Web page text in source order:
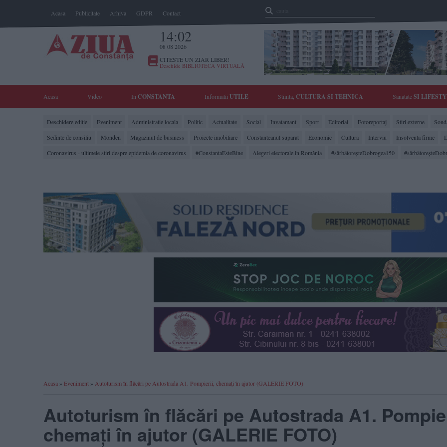
Acasa Publicitate Arhiva GDPR Contact
14:02
08 08 2026
CITESTE UN ZIAR LIBER!
Deschide BIBLIOTECA VIRTUALĂ
Acasa Video In CONSTANTA Informatii UTILE Stiinta, CULTURA SI TEHNICA SanatateSI
Deschidere editie Eveniment Administratie locala Politic Actualitate Social Invatamant Sport Editorial Fotoreportaj Stiri externe
Sedinte de consiliu
Monden Magazinul de business Proiecte imobiliare Constanteanul suparat Economic Cultura Interviu Insolventa firme
Coronavirus - ultimele stiri despre epidemia de coronavirus
#ConstantaEsteBine Alegeri electorale în România #sărbătoreşteDobrogea150
Acasa » Eveniment » Autoturism în flăcări pe Autostrada A1. Pompierii, chemați în ajutor (GALERIE FOTO)
Autoturism în flăcări pe Autostrada A1.
chemați în ajutor (GALERIE FOTO)